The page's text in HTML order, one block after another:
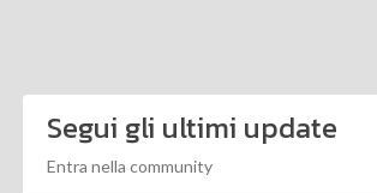
Segui gli ultimi update
Entra nella community